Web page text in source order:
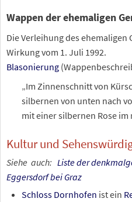
Wappen der ehemaligen
Die Verleihung des
Wirkung vom 1. Juli 1992.
Blasonierung
„Im Zinnenschnitt von
silbernen von unten nach
mit einer silbernen Rose im
Kultur und
Siehe auch: Liste der
Eggersdorf bei Graz
Schloss Dornhofen ist ein